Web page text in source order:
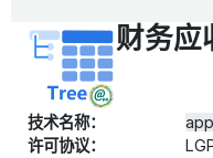
财务应
技术名称：
许可协议：